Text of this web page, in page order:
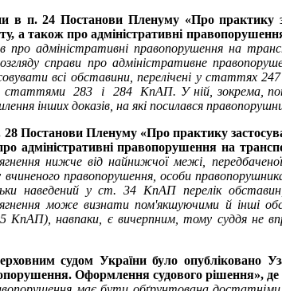
в п. 24 Постанови Пленуму «Про практику
а також про адміністративні
про адміністративні правопорушення на
справи про адміністративне
всі обставини, перелічені у статтях
статтями 283 і 284 КпАП. У ній, зокрема,
інших доказів, на які посилався
28 Постанови Пленуму «Про практику
адміністративні правопорушення на
нижче від найнижчої межі,
вчиненого правопорушення, особи
наведений у ст. 34 КпАП перелік
може визнати пом'якшуючими й інші
КпАП), навпаки, є вичерпним, тому суддя не
судом України було опубліковано
Оформлення судового рішення», де